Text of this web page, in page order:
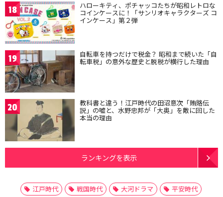
18 ハローキティ、ポチャッコたちが昭和レトロな
コインケースに！「サンリオキャラクターズ コ
インケース」第２弾
19 自転車を持つだけで税金？ 昭和まで続いた「自
転車税」の意外な歴史と脱税が横行した理由
20 教科書と違う！江戸時代の田沼意次「賄賂伝
説」の嘘と、水野忠邦が「大奥」を敵に回した
本当の理由
ランキングを表示
江戸時代 戦国時代 大河ドラマ
平安時代